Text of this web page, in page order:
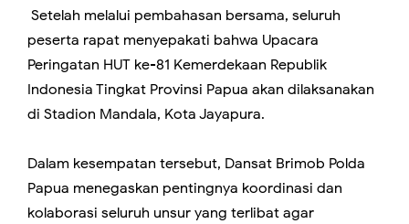
Setelah melalui pembahasan bersama, seluruh
peserta rapat menyepakati bahwa Upacara
Peringatan HUT ke-81 Kemerdekaan Republik
Indonesia Tingkat Provinsi Papua akan dilaksanakan
di Stadion Mandala, Kota Jayapura.
Dalam kesempatan tersebut, Dansat Brimob Polda
Papua menegaskan pentingnya koordinasi dan
kolaborasi seluruh unsur yang terlibat agar